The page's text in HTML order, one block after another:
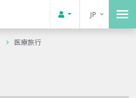
JP
医療旅行